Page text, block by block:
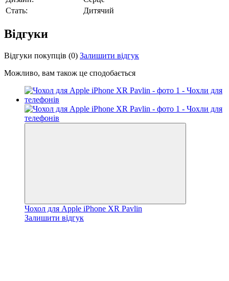
Стать:
Дитячий
Відгуки
Відгуки покупців (0) Залишити відгук
Можливо, вам також це сподобається
Чохол для Apple iPhone XR Pavlin
Залишити відгук